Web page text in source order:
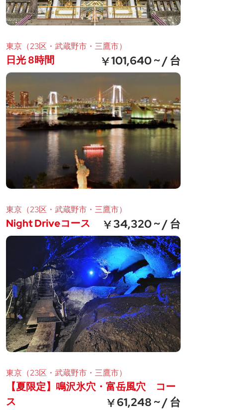
東京（23区・武蔵野市・三鷹市）
日光 8時間 101,640 ~ / 台
東京（23区・武蔵野市・三鷹市）
Night Driveコース 34,320 ~ / 台
東京（23区・武蔵野市・三鷹市）
【夏限定】鳴沢氷穴・富岳風穴 コー
ス
61,248 ~ / 台